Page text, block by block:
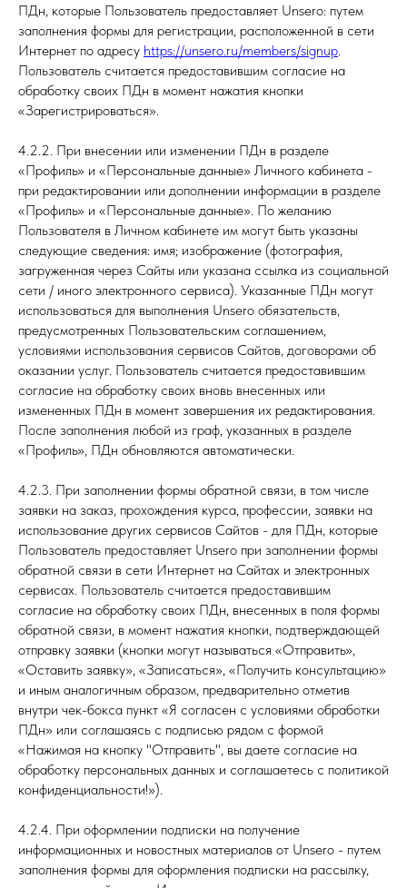
ПДн, которые Пользователь предоставляет Unsero: путем
заполнения формы для регистрации, расположенной в сети
Интернет по адресу https://unsero.ru/members/signup
Пользователь считается предоставившим согласие на
обработку своих ПДн в момент нажатия кнопки
«Зарегистрироваться».
4.2.2. При внесении или изменении ПДн в разделе
«Профиль» и «Персональные данные» Личного кабинета -
при редактировании или дополнении информации в разделе
«Профиль» и «Персональные данные». По желанию
Пользователя в Личном кабинете им могут быть указаны
следующие сведения: имя; изображение (фотография,
загруженная через Сайты или указана ссылка из социальной
сети / иного электронного сервиса). Указанные ПДн могут
использоваться для выполнения Unsero обязательств,
предусмотренных Пользовательским соглашением,
условиями использования сервисов Сайтов, договорами об
оказании услуг. Пользователь считается предоставившим
согласие на обработку своих вновь внесенных или
измененных ПДн в момент завершения их редактирования.
После заполнения любой из граф, указанных в разделе
«Профиль», ПДн обновляются автоматически.
4.2.3. При заполнении формы обратной связи, в том числе
заявки на заказ, прохождения курса, профессии, заявки на
использование других сервисов Сайтов - для ПДн, которые
Пользователь предоставляет Unsero при заполнении формы
обратной связи в сети Интернет на Сайтах и электронных
сервисах. Пользователь считается предоставившим
согласие на обработку своих ПДн, внесенных в поля формы
обратной связи, в момент нажатия кнопки, подтверждающей
отправку заявки (кнопки могут называться «Отправить»,
«Оставить заявку», «Записаться», «Получить консультацию»
и иным аналогичным образом, предварительно отметив
внутри чек-бокса пункт «Я согласен с условиями обработки
ПДн» или соглашаясь с подписью рядом с формой
«Нажимая на кнопку "Отправить", вы даете согласие на
обработку персональных данных и соглашаетесь c политикой
конфиденциальности!»).
4.2.4. При оформлении подписки на получение
информационных и новостных материалов от Unsero - путем
заполнения формы для оформления подписки на рассылку,